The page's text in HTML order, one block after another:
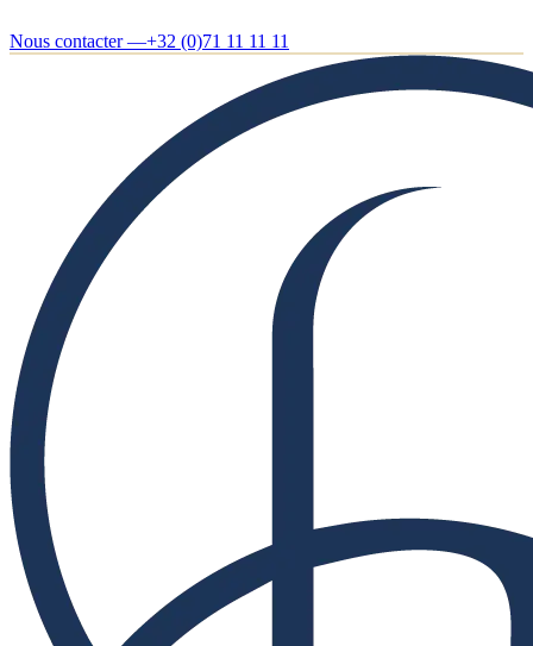
Nous contacter —+32 (0)71 11 11 11